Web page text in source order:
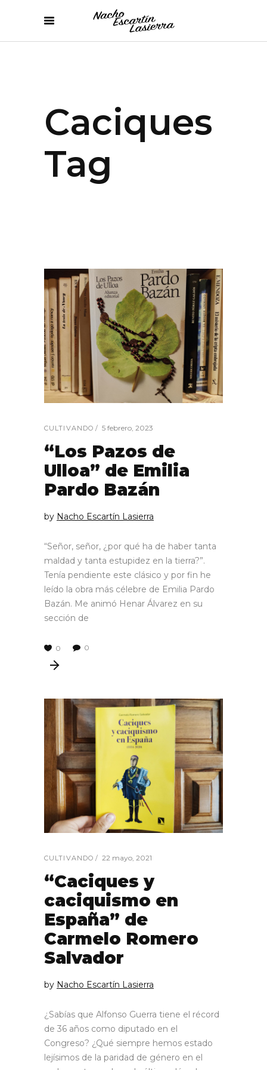
Caciques
Tag
CULTIVANDO 5 febrero, 2023
“Los Pazos de
Ulloa” de Emilia
Pardo Bazán
by Nacho Escartín Lasierra
“Señor, señor, ¿por qué ha de haber tanta
maldad y tanta estupidez en la tierra?”.
Tenía pendiente este clásico y por fin he
leído la obra más célebre de Emilia Pardo
Bazán. Me animó Henar Álvarez en su
sección de
0 0
CULTIVANDO 22 mayo, 2021
“Caciques y
caciquismo en
España” de
Carmelo Romero
Salvador
by Nacho Escartín Lasierra
¿Sabías que Alfonso Guerra tiene el récord
de 36 años como diputado en el
Congreso? ¿Qué siempre hemos estado
lejísimos de la paridad de género en el